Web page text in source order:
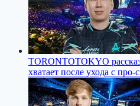
TORONTOTOKYO
хватает после ухода с про-